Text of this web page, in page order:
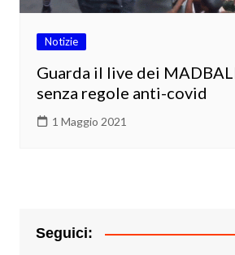
Notizie
Guarda il live dei
senza regole anti-covid
1 Maggio 2021
Seguici: